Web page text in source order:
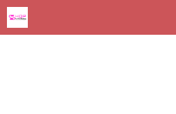
Chuyển
đến